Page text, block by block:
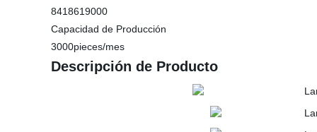
8418619000
Capacidad de Producción
3000pieces/mes
Descripción de Producto